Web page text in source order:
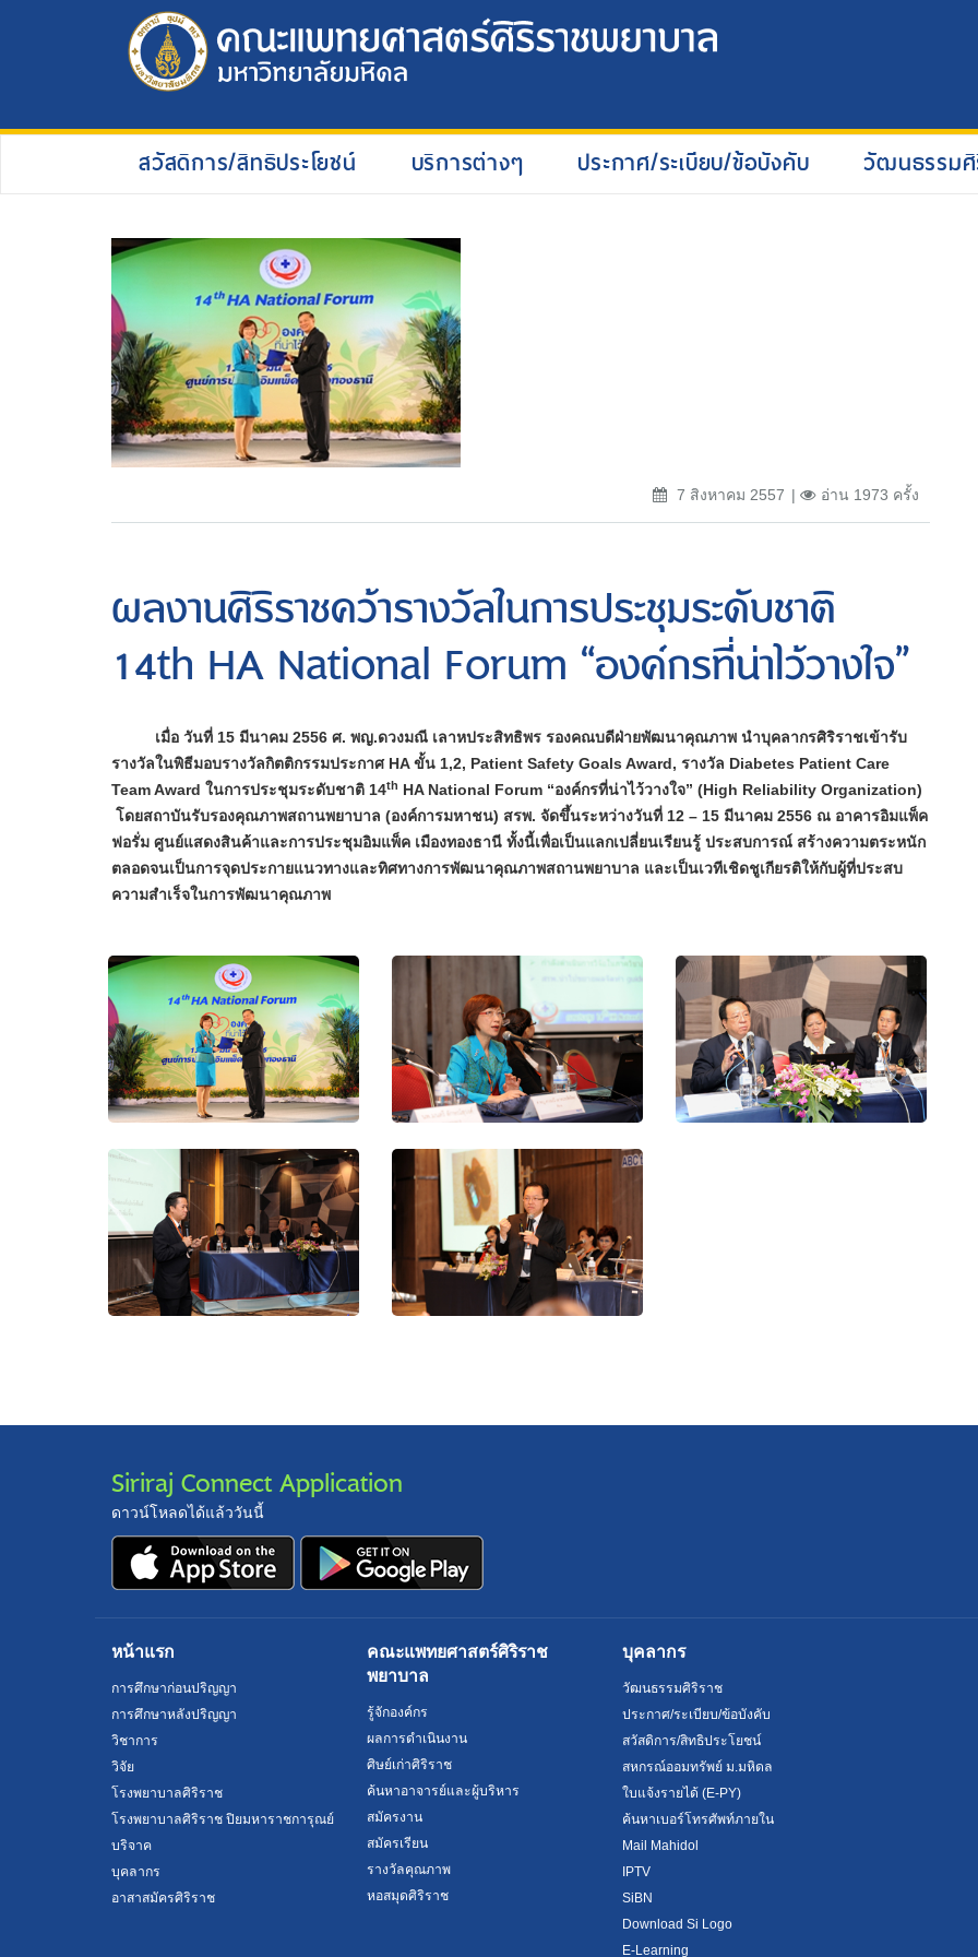
สวัสดิการ/สิทธิประโยชน์ บริการต่างๆ ประกาศ/ระเบียบ/ข้อบังคับ วัฒนธรรม
7 สิงหาคม 2557 อ่าน 1973 ครั้ง
ผลงานศิริราชคว้ารางวัลในการประชุมระดับชาติ
14th HA National Forum “องค์กรที่น่าไว้วางใจ”
เมื่อ วันที่ 15 มีนาคม 2556 ศ. พญ.ดวงมณี เลาหประสิทธิพร รองคณบดีฝ่ายพัฒนาคุณภาพ นำบุคลากรศิริราชเข้ารับ
รางวัลในพิธีมอบรางวัลกิตติกรรมประกาศ HA ขั้น 1,2, Patient Safety Goals Award, รางวัล Diabetes Patient Care
Team Award ในการประชุมระดับชาติ 14th HA National Forum “องค์กรที่น่าไว้วางใจ” (High Reliability Organization)
โดยสถาบันรับรองคุณภาพสถานพยาบาล (องค์การมหาชน) สรพ. จัดขึ้นระหว่างวันที่ 12 – 15 มีนาคม 2556 ณ อาคารอิมแพ็ค
ฟอรั่ม ศูนย์แสดงสินค้าและการประชุมอิมแพ็ค เมืองทองธานี ทั้งนี้เพื่อเป็นแลกเปลี่ยนเรียนรู้ ประสบการณ์ สร้างความตระหนัก
ตลอดจนเป็นการจุดประกายแนวทางและทิศทางการพัฒนาคุณภาพสถานพยาบาล และเป็นเวทีเชิดชูเกียรติให้กับผู้ที่ประสบ
ความสำเร็จในการพัฒนาคุณภาพ
Siriraj Connect Application
ดาวน์โหลดได้แล้ววันนี้
หน้าแรก
การศึกษาก่อนปริญญา
การศึกษาหลังปริญญา
วิชาการ
วิจัย
โรงพยาบาลศิริราช
โรงพยาบาลศิริราช ปิยมหาราชการุณย์
บริจาค
บุคลากร
อาสาสมัครศิริราช
คณะแพทยศาสตร์ศิริราช
พยาบาล
รู้จักองค์กร
ผลการดำเนินงาน
ศิษย์เก่าศิริราช
ค้นหาอาจารย์และผู้บริหาร
สมัครงาน
สมัครเรียน
รางวัลคุณภาพ
หอสมุดศิริราช
บุคลากร
วัฒนธรรมศิริราช
ประกาศ/ระเบียบ/ข้อบังคับ
สวัสดิการ/สิทธิประโยชน์
สหกรณ์ออมทรัพย์ ม.มหิดล
ใบแจ้งรายได้ (E-PY)
ค้นหาเบอร์โทรศัพท์ภายใน
Mail Mahidol
IPTV
SiBN
Download Si Logo
E-Learning